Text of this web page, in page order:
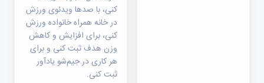
کنی، با صدها ویدئوی ورزش
در خانه همراه خانواده ورزش
کنی، برای افزایش و کاهش
وزن هدف ثبت کنی و برای
هر کاری در جیم‌شو یادآور
ثبت کنی.